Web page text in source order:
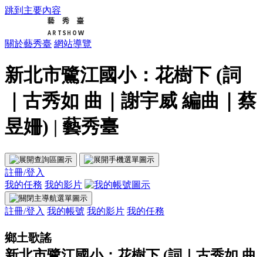
跳到主要內容
關於藝秀臺 網站導覽
新北市鷺江國小：花樹下 (詞
｜古秀如 曲｜謝宇威 編曲｜蔡
昱姍) | 藝秀臺
註冊/登入
我的任務 我的影片
註冊/登入 我的帳號 我的影片 我的任務
鄉土歌謠